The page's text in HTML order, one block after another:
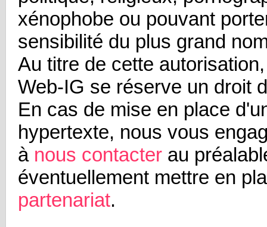
xénophobe ou pouvant
sensibilité du plus grand
Au titre de cette
Web-IG se réserve un droit
En cas de mise en place
hypertexte, nous vous
à nous contacterau
éventuellement mettre en
partenariat.